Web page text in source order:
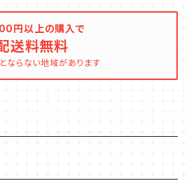
円以上の購入で
送料無料
ならない地域があります